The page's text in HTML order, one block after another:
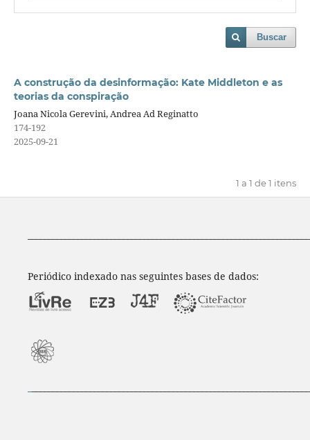
Buscar
A construção da desinformação: Kate Middleton e as
teorias da conspiração
Joana Nicola Gerevini, Andrea Ad Reginatto
174-192
2025-09-21
1 a 1 de 1 itens
Periódico indexado nas seguintes bases de dados: